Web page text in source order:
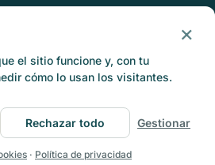
de cookiesCondiciones de uso
×
el sitio funcione y, con tu
cómo lo usan los visitantes.
Rechazar todo Gestionar
· Política de privacidad